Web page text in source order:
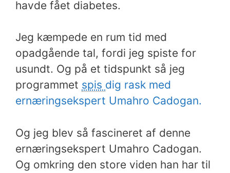
havde fået diabetes.
Jeg kæmpede en rum tid med
opadgående tal, fordi jeg spiste for
usundt. Og på et tidspunkt så jeg
programmet spis dig rask med
ernæringsekspert Umahro Cadogan.
Og jeg blev så fascineret af denne
ernæringsekspert Umahro Cadogan.
Og omkring den store viden han har til